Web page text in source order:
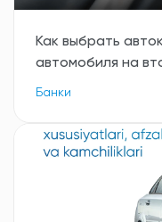
Как выбрать
автомобиля на
Банки